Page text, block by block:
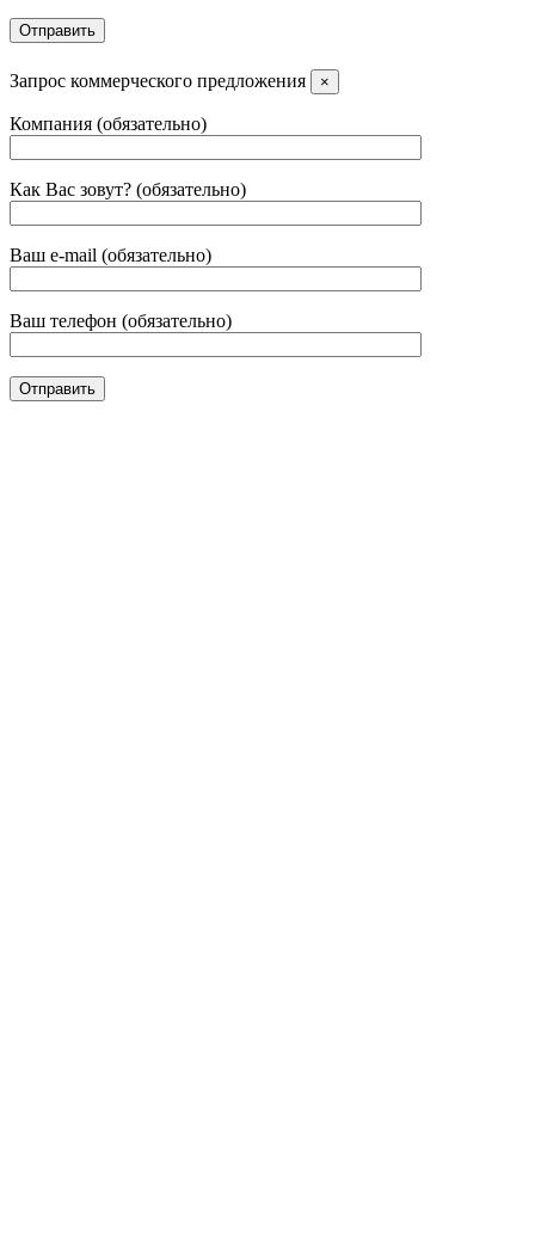
Запрос коммерческого предложения ×
Компания (обязательно)
Как Вас зовут? (обязательно)
Ваш e-mail (обязательно)
Ваш телефон (обязательно)